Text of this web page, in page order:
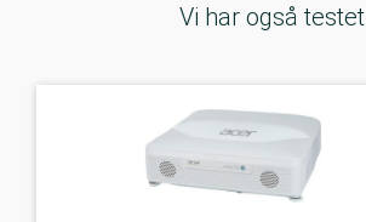
Vi har også testet